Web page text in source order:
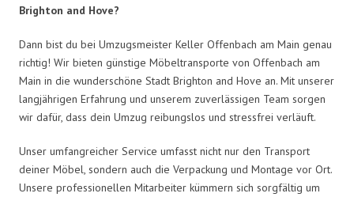
Brighton and Hove?
Dann bist du bei Umzugsmeister Keller Offenbach am Main genau
richtig! Wir bieten günstige Möbeltransporte von Offenbach am
Main in die wunderschöne Stadt Brighton and Hove an. Mit unserer
langjährigen Erfahrung und unserem zuverlässigen Team sorgen
wir dafür, dass dein Umzug reibungslos und stressfrei verläuft.
Unser umfangreicher Service umfasst nicht nur den Transport
deiner Möbel, sondern auch die Verpackung und Montage vor Ort.
Unsere professionellen Mitarbeiter kümmern sich sorgfältig um